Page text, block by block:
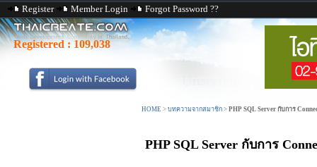
Register Member Login Forgot Password ??
Registered : 109,038
HOME > บทความจากสมาชิก > PHP SQL Server กับการ
PHP SQL Server กับการ